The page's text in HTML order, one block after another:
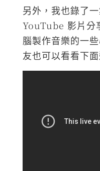
另外，我也錄了
YouTube 影片分
腦製作音樂的一
友也可以看看下面